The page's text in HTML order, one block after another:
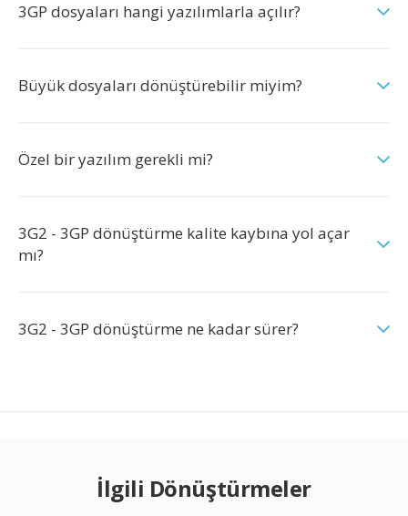
3GP dosyaları hangi yazılımlarla açılır?
Büyük dosyaları dönüştürebilir miyim?
Özel bir yazılım gerekli mi?
3G2 - 3GP dönüştürme kalite kaybına yol açar
mı?
3G2 - 3GP dönüştürme ne kadar sürer?
İlgili Dönüştürmeler